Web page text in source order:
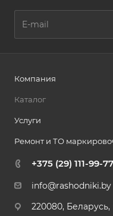
Компания
Каталог
Услуги
Ремонт и ТО
+375 (29) 111-99-77
info@rashodniki.by
220080,